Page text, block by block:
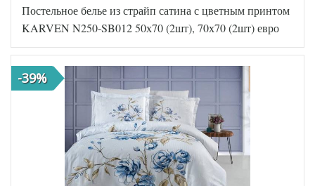
Постельное белье из страйп сатина с цветным принтом
KARVEN N250-SB012 50х70 (2шт), 70х70 (2шт) евро
-39%